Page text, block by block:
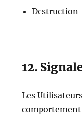
Destruction
12.
Les